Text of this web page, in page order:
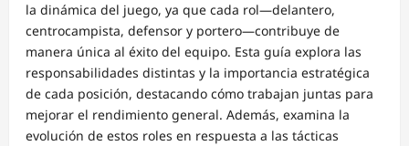
la dinámica del juego, ya que cada rol—delantero,
centrocampista, defensor y portero—contribuye de
manera única al éxito del equipo. Esta guía explora las
responsabilidades distintas y la importancia estratégica
de cada posición, destacando cómo trabajan juntas para
mejorar el rendimiento general. Además, examina la
evolución de estos roles en respuesta a las tácticas